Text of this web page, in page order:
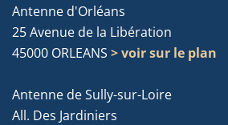
Antenne d'Orléans
25 Avenue de la Libération
45000 ORLEANS > voir sur le plan
Antenne de Sully-sur-Loire
All. Des Jardiniers